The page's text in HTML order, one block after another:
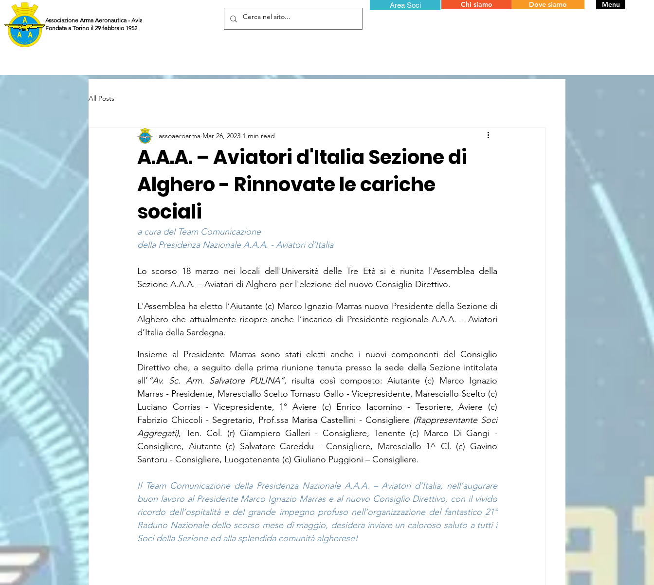
Associazione Arma Aeronautica - Aviatori d'Italia ETS
Fondata a Torino il 29 febbraio 1952
Area Soci Chi siamo Dove siamo Menu
All Posts
A.A.A. – Aviatori d'Italia Sezione di
Alghero - Rinnovate le cariche
sociali
assoaeroarma Mar 26, 2023 1 min read
a cura del Team Comunicazione
della Presidenza Nazionale A.A.A. - Aviatori d’Italia
Lo scorso 18 marzo nei locali dell'Università delle Tre Età si è riunita l'Assemblea della
Sezione A.A.A. – Aviatori di Alghero per l'elezione del nuovo Consiglio Direttivo.
L'Assemblea ha eletto l’Aiutante (c) Marco Ignazio Marras nuovo Presidente della Sezione di
Alghero che attualmente ricopre anche l’incarico di Presidente regionale A.A.A. – Aviatori
d’Italia della Sardegna.
Insieme al Presidente Marras sono stati eletti anche i nuovi componenti del Consiglio
Direttivo che, a seguito della prima riunione tenuta presso la sede della Sezione intitolata
all’ “Av. Sc. Arm. Salvatore PULINA”, risulta così composto: Aiutante (c) Marco Ignazio
Marras - Presidente, Maresciallo Scelto Tomaso Gallo - Vicepresidente, Maresciallo Scelto (c)
Luciano Corrias - Vicepresidente, 1° Aviere (c) Enrico Iacomino - Tesoriere, Aviere (c)
Fabrizio Chiccoli - Segretario, Prof.ssa Marisa Castellini - Consigliere (Rappresentante Soci
Aggregati), Ten. Col. (r) Giampiero Galleri - Consigliere, Tenente (c) Marco Di Gangi -
Consigliere, Aiutante (c) Salvatore Careddu - Consigliere, Maresciallo 1^ Cl. (c) Gavino
Santoru - Consigliere, Luogotenente (c) Giuliano Puggioni – Consigliere.
Il Team Comunicazione della Presidenza Nazionale A.A.A. – Aviatori d’Italia, nell’augurare
buon lavoro al Presidente Marco Ignazio Marras e al nuovo Consiglio Direttivo, con il vivido
ricordo dell’ospitalità e del grande impegno profuso nell’organizzazione del fantastico 21°
Raduno Nazionale dello scorso mese di maggio, desidera inviare un caloroso saluto a tutti i
Soci della Sezione ed alla splendida comunità algherese!